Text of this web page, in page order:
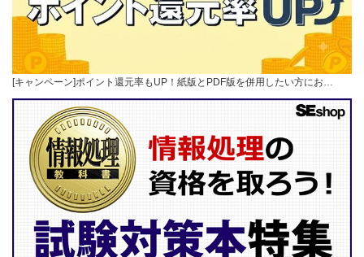
[キャンペーン]ポイント還元率もUP！紙版とPDF版を併用したい方にお…